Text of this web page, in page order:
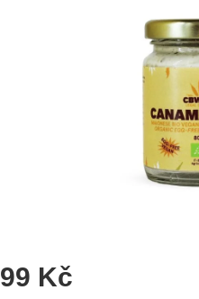
99 Kč